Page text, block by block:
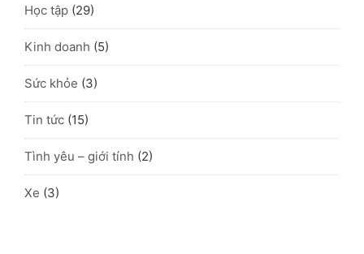
Học tập (29)
Kinh doanh (5)
Sức khỏe (3)
Tin tức (15)
Tình yêu – giới tính (2)
Xe (3)